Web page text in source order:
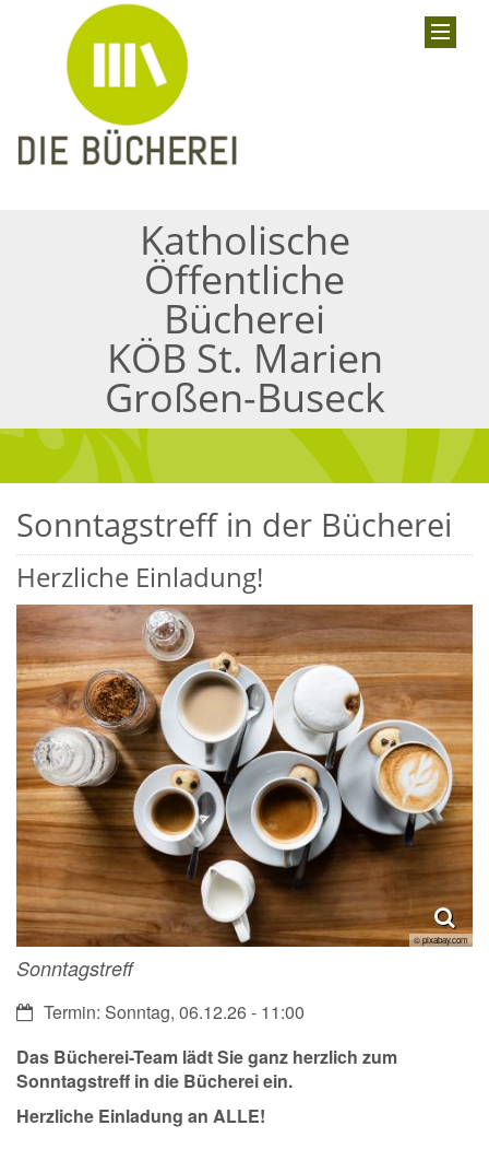
Katholische
Öffentliche
Bücherei
KÖB St. Marien
Großen-Buseck
Sonntagstreff in der Bücherei
Herzliche Einladung!
© pixabay.com
Sonntagstreff
Datum:Termin: Sonntag, 06.12.26 - 11:00
Das Bücherei-Team lädt Sie ganz herzlich zum
Sonntagstreff in die Büchereiein.
Herzliche Einladung an ALLE!